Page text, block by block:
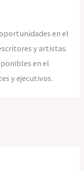
en el
y artistas.
en el
y ejecutivos.